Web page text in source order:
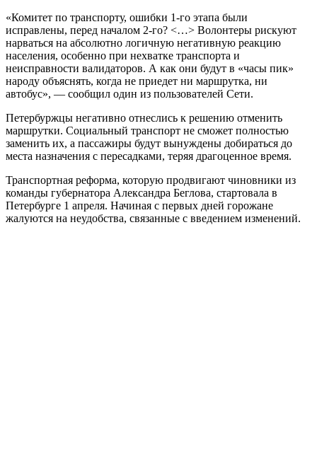
«Комитет по транспорту, ошибки 1-го этапа были
исправлены, перед началом 2-го? <…> Волонтеры рискуют
нарваться на абсолютно логичную негативную реакцию
населения, особенно при нехватке транспорта и
неисправности валидаторов. А как они будут в «часы пик»
народу объяснять, когда не приедет ни маршрутка, ни
автобус», — сообщил один из пользователей Сети.
Петербуржцы негативно отнеслись к решению отменить
маршрутки. Социальный транспорт не сможет полностью
заменить их, а пассажиры будут вынуждены добираться до
места назначения с пересадками, теряя драгоценное время.
Транспортная реформа, которую продвигают чиновники из
команды губернатора Александра Беглова, стартовала в
Петербурге 1 апреля. Начиная с первых дней горожане
жалуются на неудобства, связанные с введением изменений.